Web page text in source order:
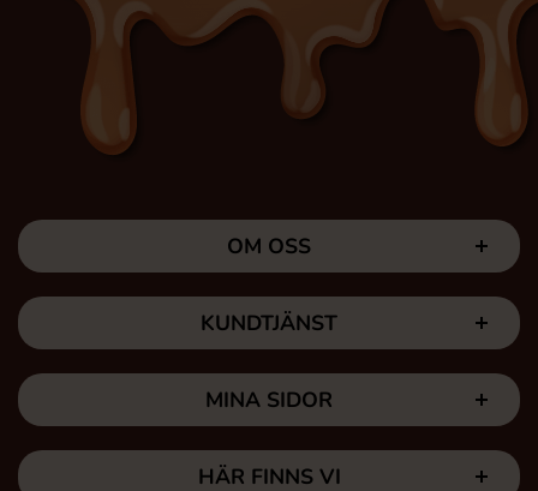
OM OSS
KUNDTJÄNST
MINA SIDOR
HÄR FINNS VI